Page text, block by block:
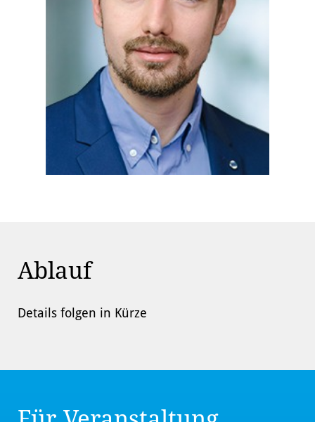
Ablauf
Details folgen in Kürze